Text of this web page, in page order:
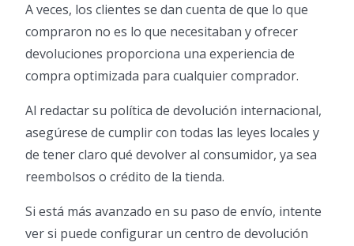
A veces, los clientes se dan cuenta de que lo que
compraron no es lo que necesitaban y ofrecer
devoluciones proporciona una experiencia de
compra optimizada para cualquier comprador.
Al redactar su política de devolución internacional,
asegúrese de cumplir con todas las leyes locales y
de tener claro qué devolver al consumidor, ya sea
reembolsos o crédito de la tienda.
Si está más avanzado en su paso de envío, intente
ver si puede configurar un centro de devolución